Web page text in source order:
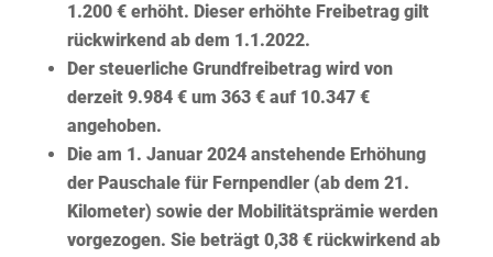
1.200 € erhöht. Dieser erhöhte Freibetrag gilt
rückwirkend ab dem 1.1.2022.
Der steuerliche Grundfreibetrag wird von
derzeit 9.984 € um 363 € auf 10.347 €
angehoben.
Die am 1. Januar 2024 anstehende Erhöhung
der Pauschale für Fernpendler (ab dem 21.
Kilometer) sowie der Mobilitätsprämie werden
vorgezogen. Sie beträgt 0,38 € rückwirkend ab